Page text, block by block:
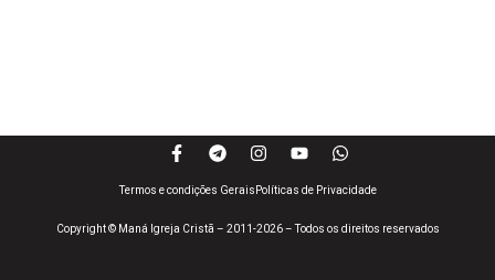
Copyright © Maná Igreja Cristã – 2011-2026 – Todos os direitos reservados
Termos e condições Gerais Políticas de Privacidade